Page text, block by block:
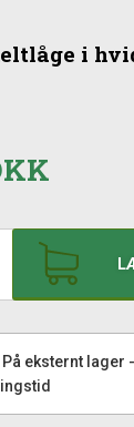
i
På eksternt lager